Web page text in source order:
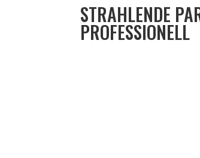
STRAHLENDE
PROFESSIONELL